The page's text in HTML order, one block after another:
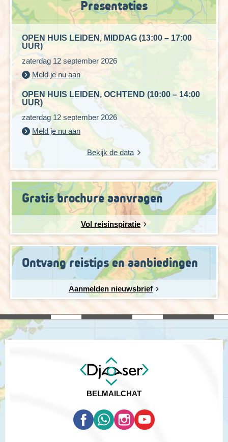
Presentaties
OPEN HUIS LEIDEN, MIDDAG (13:00 – 17:00
UUR)
zaterdag 12 september 2026
Meld je nu aan
OPEN HUIS LEIDEN, OCHTEND (10:00 – 14:00
UUR)
zaterdag 12 september 2026
Meld je nu aan
Bekijk de data
Gratis brochure aanvragen
Vol reisinspiratie
Ontvang reistips en aanbiedingen
Aanmelden nieuwsbrief
BELMAILCHAT